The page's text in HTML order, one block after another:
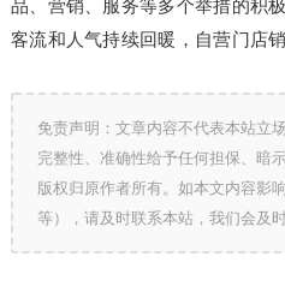
品、营销、服务等多个举措的积
客流和人气持续回暖，自营门店
免责声明：文章内容不代表本站立
完整性、准确性给予任何担保、暗
版权归原作者所有。如本文内容影
等），请及时联系本站，我们会及时